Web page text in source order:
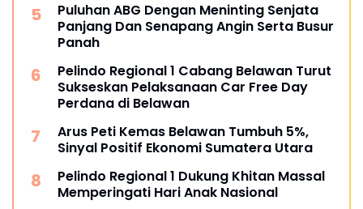
Puluhan ABG Dengan Meninting Senjata
Panjang Dan Senapang Angin Serta Busur
Panah
Pelindo Regional 1 Cabang Belawan Turut
Sukseskan Pelaksanaan Car Free Day
Perdana di Belawan
Arus Peti Kemas Belawan Tumbuh 5%,
Sinyal Positif Ekonomi Sumatera Utara
Pelindo Regional 1 Dukung Khitan Massal
Memperingati Hari Anak Nasional